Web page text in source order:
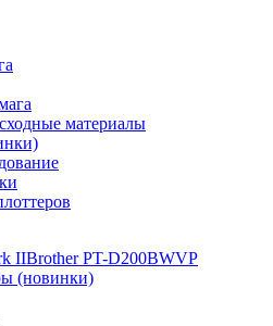
материалы
IIBrother PT-D200BWVP
(новинки)